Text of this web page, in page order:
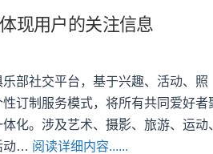
现用户的关注信息
部社交平台，基于兴趣、活动、照
订制服务模式，将所有共同爱好者
化。涉及艺术、摄影、旅游、运动
动… 阅读详细内容......